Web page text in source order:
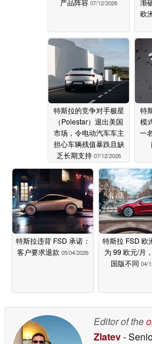
产品阵容 07/12/2026
渐
欧
特斯拉的竞争对手极星
（Polestar）退出美国
市场，令电动汽车车主
担心车辆残值暴跌且缺
乏长期支持 07/12/2026
特
模
一
特斯拉违背 FSD 承诺：
客户要求退款 05/04/2026
特斯拉 FSD 欧
为 99 欧元/月
国版不同 04/
Editor of the
Zlatev-